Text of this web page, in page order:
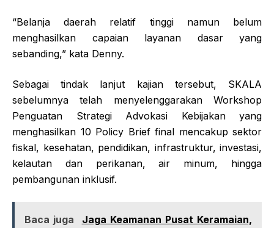
“Belanja daerah relatif tinggi namun belum
menghasilkan capaian layanan dasar yang
sebanding,” kata Denny.
Sebagai tindak lanjut kajian tersebut, SKALA
sebelumnya telah menyelenggarakan Workshop
Penguatan Strategi Advokasi Kebijakan yang
menghasilkan 10 Policy Brief final mencakup sektor
fiskal, kesehatan, pendidikan, infrastruktur, investasi,
kelautan dan perikanan, air minum, hingga
pembangunan inklusif.
Baca juga
Jaga Keamanan Pusat Keramaian,